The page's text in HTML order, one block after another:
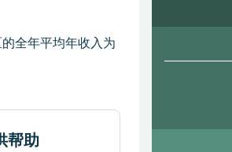
全年平均年收入为
帮助